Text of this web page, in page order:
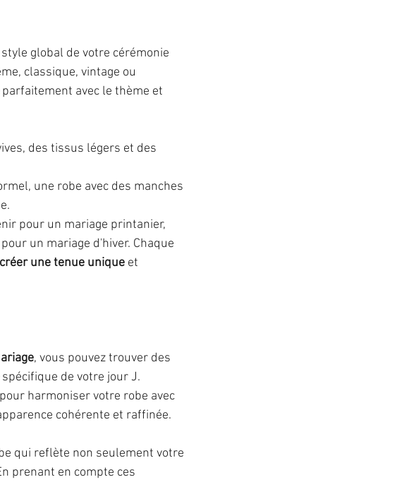
style global de votre cérémonie
classique, vintage ou
avec le thème et
des tissus légers et des
une robe avec des manches
pour un mariage printanier,
un mariage d'hiver. Chaque
créer une tenue unique et
, vous pouvez trouver des
de votre jour J.
harmoniser votre robe avec
cohérente et raffinée.
qui reflète non seulement votre
prenant en compte ces